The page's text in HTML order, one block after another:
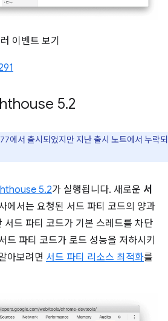
이벤트 보기
5.2
에서 출시되었지만 지난 출시 노트에서 누락되
5.2가 실행됩니다. 새로운 서
에서는 요청된 서드 파티 코드의 양과
서드 파티 코드가 기본 스레드를 차단
드 파티 코드가 로드 성능을 저하시키
아보려면 서드 파티 리소스 최적화를